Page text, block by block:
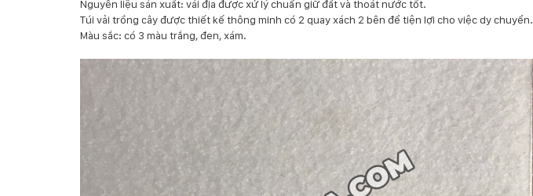
Nguyên liệu sản xuất: vải địa được xử lý chuẩn giữ đất và thoát nước tốt.
Túi vải trồng cây được thiết kế thông minh có 2 quay xách 2 bên để tiện lợi cho việc dy chuyển.
Màu sắc: có 3 màu trắng, đen, xám.